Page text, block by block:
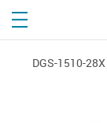
DGS-1510-28X